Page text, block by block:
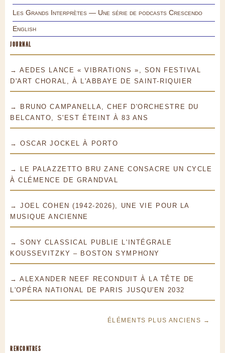
Les Grands Interprètes — Une série de podcasts Crescendo
English
JOURNAL
→ AEDES LANCE « VIBRATIONS », SON FESTIVAL
D'ART CHORAL, À L'ABBAYE DE SAINT-RIQUIER
→ BRUNO CAMPANELLA, CHEF D'ORCHESTRE DU
BELCANTO, S'EST ÉTEINT À 83 ANS
→ OSCAR JOCKEL À PORTO
→ LE PALAZZETTO BRU ZANE CONSACRE UN CYCLE
À CLÉMENCE DE GRANDVAL
→ JOEL COHEN (1942-2026), UNE VIE POUR LA
MUSIQUE ANCIENNE
→ SONY CLASSICAL PUBLIE L'INTÉGRALE
KOUSSEVITZKY – BOSTON SYMPHONY
→ ALEXANDER NEEF RECONDUIT À LA TÊTE DE
L'OPÉRA NATIONAL DE PARIS JUSQU'EN 2032
ÉLÉMENTS PLUS ANCIENS →
RENCONTRES